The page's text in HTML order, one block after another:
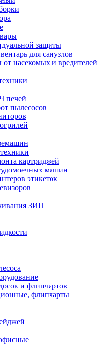
защиты
для санузлов
от насекомых и вредителей
печей
пылесосов
картриджей
машин
этикеток
ЗИП
и флипчартов
флипчарты